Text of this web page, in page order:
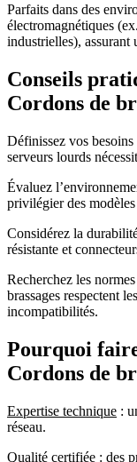
Parfaits dans des
électromagnétiques
industrielles), assurant
Conseils
Cordons de
Définissez vos
serveurs lourds
Évaluez
privilégier des
Considérez la
résistante et
Recherchez les
brassages respectent
incompatibilités.
Pourquoi
Cordons de
Expertise technique :
réseau.
Qualité certifiée : des